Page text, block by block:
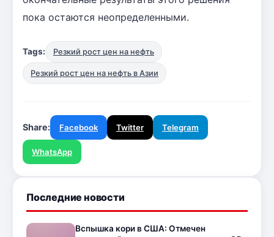
пока остаются неопределенными.
Tags: Резкий рост цен на нефть
Резкий рост цен на нефть в Азии
Share: Facebook Twitter Telegram
WhatsApp
Последние новости
Вспышка кори в США: Отмечен